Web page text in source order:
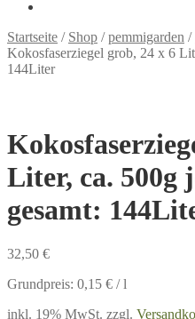
Startseite / Shop /pemmigarden /
Kokosfaserziegel grob, 24 x 6
144Liter
Liter, ca. 500g
gesamt:
32,50 €
Grundpreis: 0,15 € /l
inkl. 19% MwSt. zzgl.